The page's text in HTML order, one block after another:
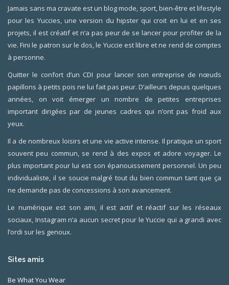
Jamais sans ma cravate est un blog mode, sport, bien-être et lifestyle
pour les Yuccies, une version du hipster qui croit en lui et en ses
projets, il est créatif et n’a pas peur de se lancer pour profiter de la
vie. Fini le patron sur le dos, le Yuccie est libre et ne rend de comptes
à personne.
Quitter le confort d’un CDI pour lancer son entreprise de nœuds
papillons à petits pois ne lui fait pas peur. D’ailleurs depuis quelques
années, on voit émerger un nombre de petites entreprises
important dirigées par de jeunes cadres qui n’ont pas froid aux
yeux.
Il a de nombreux loisirs et une vie active intense. Il pratique un sport
souvent peu commun, se rend à des expos et adore voyager. Le
plus important pour lui est son épanouissement personnel. Un peu
individualiste, il se soucie malgré tout du bien commun tant que ça
ne demande pas de concessions à son avancement.
Le numérique est son ami, il est actif et réactif sur les réseaux
sociaux, Instagram n’a aucun secret pour le Yuccie qui a grandi avec
l’ordi sur les genoux.
Sites amis
Be What You Wear